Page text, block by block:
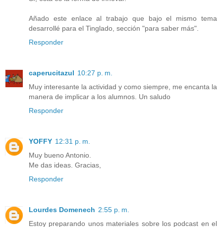
Añado este enlace al trabajo que bajo el mismo tema
desarrollé para el Tinglado, sección "para saber más".
Responder
caperucitazul 10:27 p. m.
Muy interesante la actividad y como siempre, me encanta la
manera de implicar a los alumnos. Un saludo
Responder
YOFFY 12:31 p. m.
Muy bueno Antonio.
Me das ideas. Gracias,
Responder
Lourdes Domenech 2:55 p. m.
Estoy preparando unos materiales sobre los podcast en el